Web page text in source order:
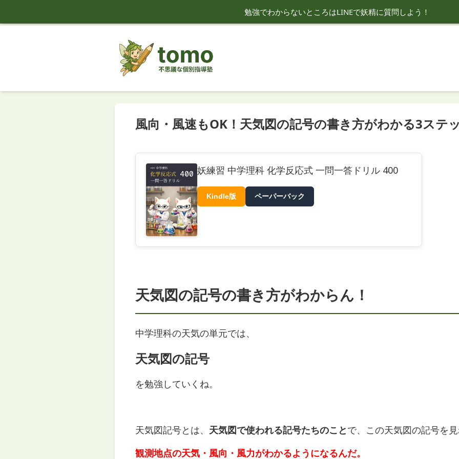
勉強でわからないところはLINEで妖精に質問しよう！
tomo
風向・風速もOK！天気図の記号の書き方がわかる3ステ
妖練習 中学理科 化学反応式 一問一答ドリル 400
Kindle版 ペーパーバック
天気図の記号の書き方がわからん！
中学理科の天気の単元では、
天気図の記号
を勉強していくね。
天気図記号とは、 天気図で使われる記号たちのことで、この天気図の記号を
観測地点の天気・風向・風力がわかるようになるんだ。